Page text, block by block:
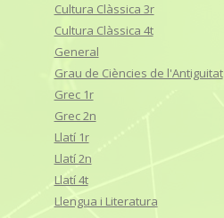
Cultura Clàssica 3r
Cultura Clàssica 4t
General
Grau de Ciències de l'Antiguitat
Grec 1r
Grec 2n
Llatí 1r
Llatí 2n
Llatí 4t
Llengua i Literatura